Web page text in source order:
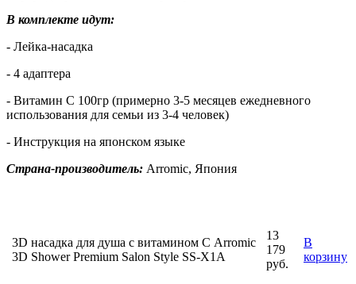
В комплекте идут:
- Лейка-насадка
- 4 адаптера
- Витамин С 100гр (примерно 3-5 месяцев ежедневного
использования для семьи из 3-4 человек)
- Инструкция на японском языке
Страна-производитель: Arromic, Япония
3D насадка для душа с витамином С Arromic
3D Shower Premium Salon Style SS-X1A
13
179
руб.
В
корзину